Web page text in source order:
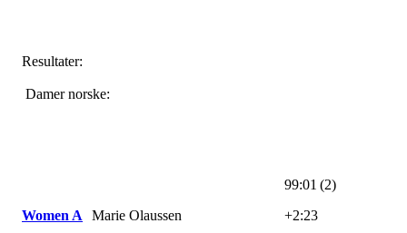
Resultater:
Damer norske:
Women A Marie Olaussen
99:01 (2)
+2:23